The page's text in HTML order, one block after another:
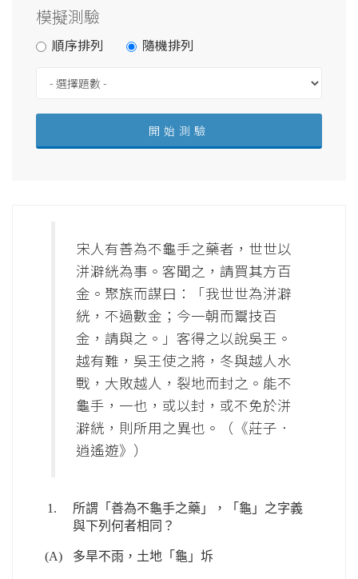
模擬測驗
順序排列 隨機排列
宋人有善為不龜手之藥者，世世以
洴澼絖為事。客聞之，請買其方百
金。聚族而謀曰：「我世世為洴澼
絖，不過數金；今一朝而鬻技百
金，請與之。」客得之以說吳王。
越有難，吳王使之將，冬與越人水
戰，大敗越人，裂地而封之。能不
龜手，一也，或以封，或不免於洴
澼絖，則所用之異也。（《莊子．
逍遙遊》）
1.
所謂「善為不龜手之藥」，「龜」之字義
與下列何者相同？
(A) 多旱不雨，土地「龜」坼